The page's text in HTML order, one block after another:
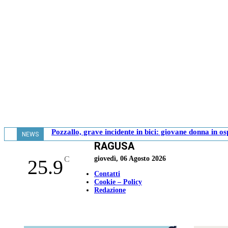
NEWS Pozzallo, grave incidente in bici: giovane donna in
25.9C
RAGUSA
giovedì, 06 Agosto 2026
Contatti
Cookie – Policy
Redazione